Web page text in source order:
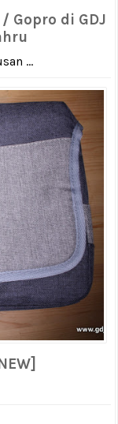
Gopro di GDJ
...